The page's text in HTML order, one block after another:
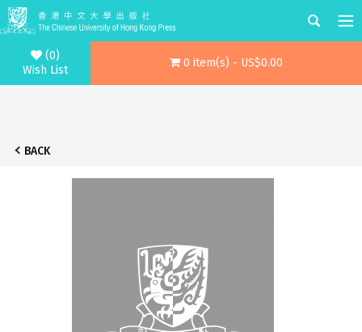
(0)
Wish List
0 item(s) - US$0.00
BACK